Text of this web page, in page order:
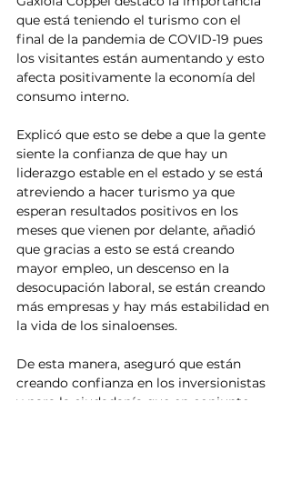
que está teniendo el turismo con el
final de la pandemia de COVID-19 pues
los visitantes están aumentando y esto
afecta positivamente la economía del
consumo interno.
Explicó que esto se debe a que la gente
siente la confianza de que hay un
liderazgo estable en el estado y se está
atreviendo a hacer turismo ya que
esperan resultados positivos en los
meses que vienen por delante, añadió
que gracias a esto se está creando
mayor empleo, un descenso en la
desocupación laboral, se están creando
más empresas y hay más estabilidad en
la vida de los sinaloenses.
De esta manera, aseguró que están
creando confianza en los inversionistas
y para la ciudadanía que en conjunto